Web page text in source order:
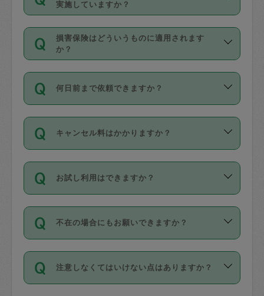
開始時間を２時間前後変更することが可
能です。依頼送信後、個別にタスカジさ
んにメッセージを送り調整してくださ
い。ただし、２時間を越えての調整はで
時間も被らない場合、損害保険の対象外
確認してください。
基本的に、高所での作業や危険作業、屋
外での作業は対象外です。
育園や学校の給食やレストランで料理関
係の専門職に従事されていた方、日本で
すでにハウスキーパーや英語の先生とし
てお仕事をしているフィリピン出身の
社員など様々なバックグラウンドの方が
登録しています。
日本語も話せる方など様々です。
ールに記載していますので、各自の得意
を依頼してください。
実施していますか？
応募の際に、各自事務局との面接と説明
を行っています。その後、身分証明書の
写真提出をしていただいています。外国
確認しています。タスカジさんトレーニ
ング動画を使ったセルフトレーニングの
現場トライアルを受け、合格したタスカ
ジさんが活動されています。
※テストセンターの講評は１件目のレビュ
参考
【詳細】タスカジさんの登録に際
損害保険はどういうものに適用されます
か？
依頼者とタスカジさんとの間でタスカジ
を通して成立した作業時間内での作業に
適用されます。作業範囲は、掃除、洗
です。作業中に物を壊したり、人にけが
をさせたりした場合が対象で、補償金額
す。
写真を撮り、
詳細FAQ：
損害賠償保険について教えて
何日前まで依頼できますか？
ご依頼は、現在を起点に3日後（72時間
以降）の日時から受付可能となっていま
す。
タスカジさんへ「募集」をかけることが
可能です。
キャンセル料はかかりますか？
キャンセル料には、以下の2種類がありま
す。
1. 直前キャンセル（定期、スポット契約
共通）
72時間を超える※と、以下のキャンセル
料が発生します。
お試し利用はできますか？
「お試し利用」というメニューはありま
せんが、「一回のみ」依頼を活用するこ
とによって、気に入ったタスカジさんを
まず、条件の合う気になるタスカジさ
不在の場合にもお願いできますか？
不在の場合の作業はタスカジさんの同意
が必要です。数回の依頼ののち、タスカ
ジさんと依頼者の間で十分な信頼関係が
注意しなくてはいけない点はありますか？